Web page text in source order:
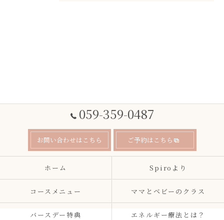
059-359-0487
お問い合わせはこちら ご予約はこちら
ホーム Spiroより
コースメニュー ママとベビーのクラス
バースデー特典 エネルギー療法とは？